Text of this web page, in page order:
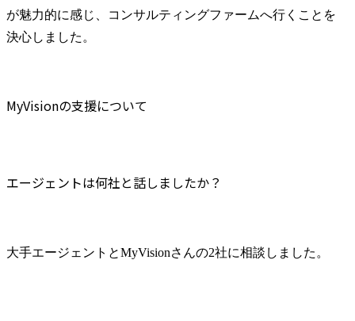
が魅力的に感じ、コンサルティングファームへ行くことを
決心しました。
MyVisionの支援について
エージェントは何社と話しましたか？
大手エージェントとMyVisionさんの2社に相談しました。